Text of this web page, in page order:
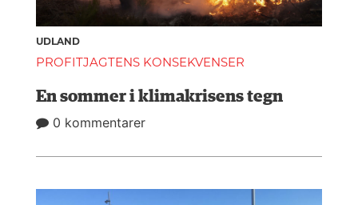
UDLAND
PROFITJAGTENS KONSEKVENSER
En sommer i klimakrisens tegn
0 kommentarer